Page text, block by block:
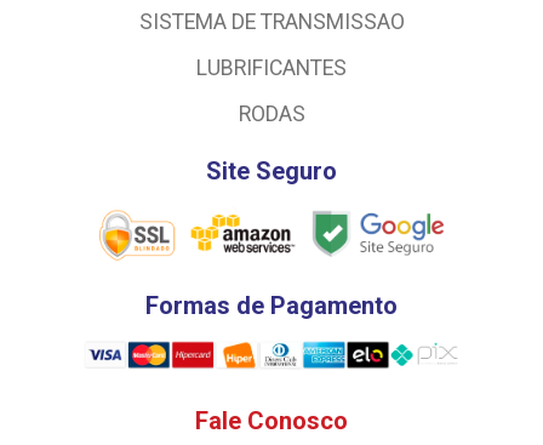
SISTEMA DE TRANSMISSAO
LUBRIFICANTES
RODAS
Site Seguro
Formas de Pagamento
Fale Conosco